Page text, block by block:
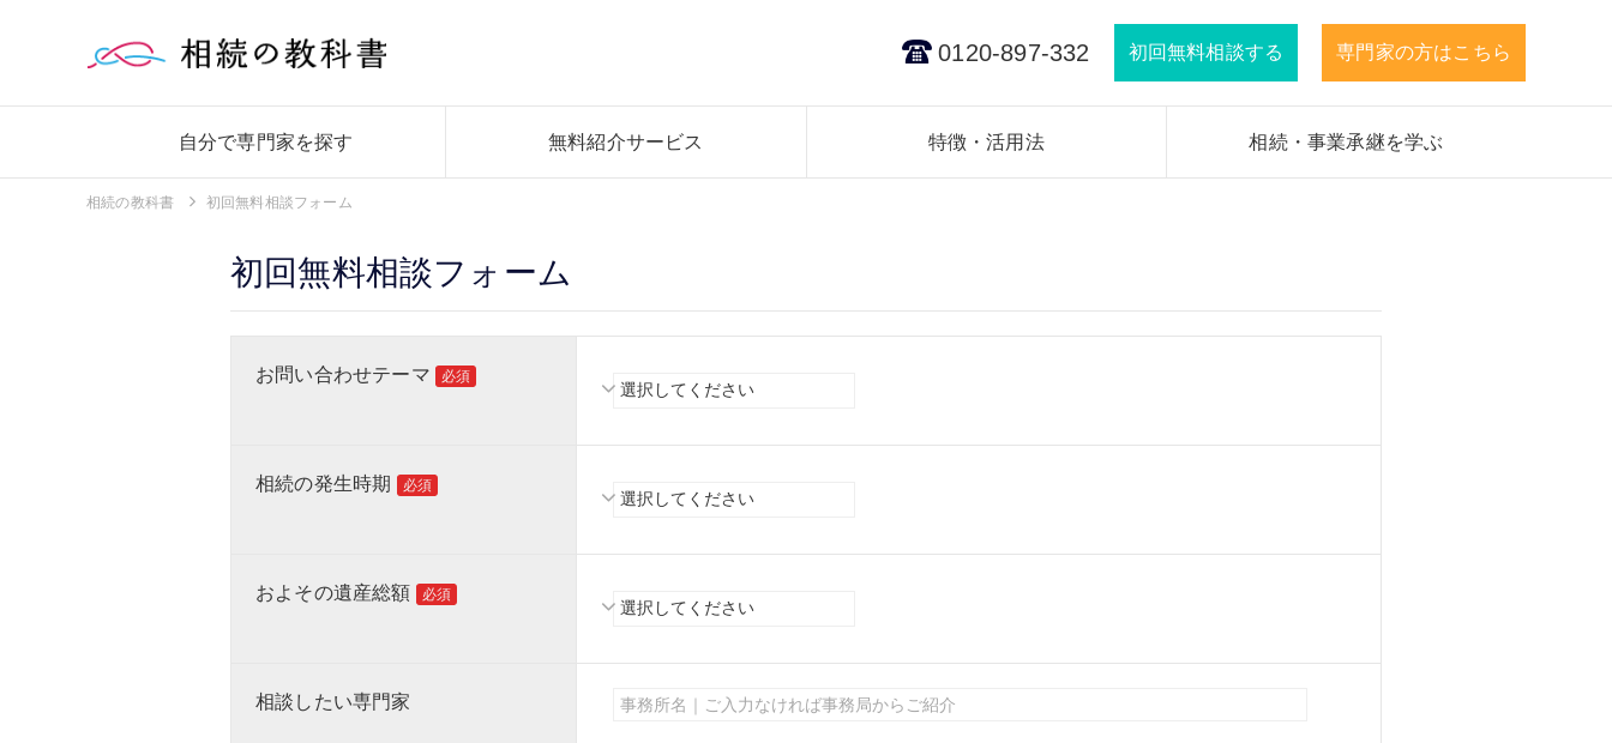
0120-897-332 初回無料相談する 専門家の方はこちら
自分で専門家を探す 無料紹介サービス 特徴・活用法 相続・事業承継を学ぶ
相続の教科書 初回無料相談フォーム
初回無料相談フォーム
お問い合わせテーマ 必須
相続の発生時期 必須
およその遺産総額 必須
相談したい専門家